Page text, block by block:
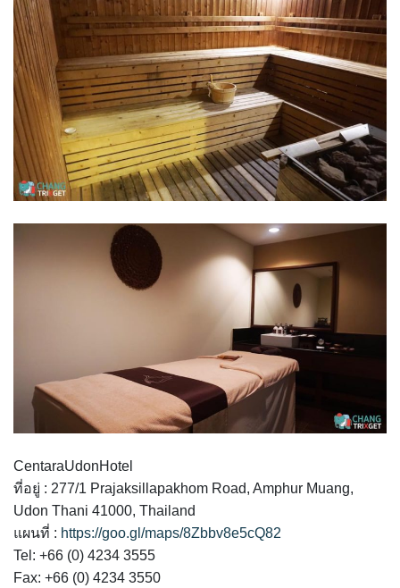
CentaraUdonHotel
ที่อยู่ : 277/1 Prajaksillapakhom Road, Amphur Muang,
Udon Thani 41000, Thailand
แผนที่ : https://goo.gl/maps/8Zbbv8e5cQ82
Tel: +66 (0) 4234 3555
Fax: +66 (0) 4234 3550